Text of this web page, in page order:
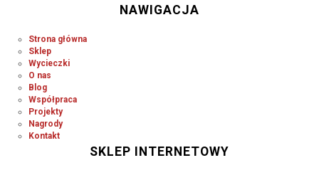
NAWIGACJA
Strona główna
Sklep
Wycieczki
O nas
Blog
Współpraca
Projekty
Nagrody
Kontakt
SKLEP INTERNETOWY